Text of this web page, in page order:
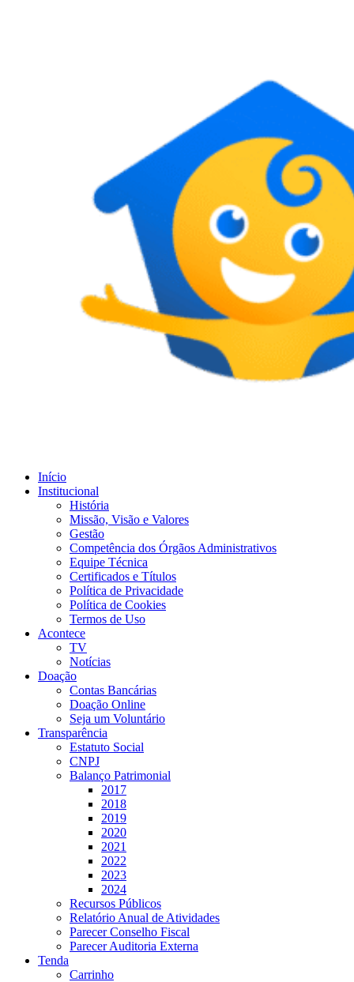
Início
Institucional
História
Missão, Visão e Valores
Gestão
Competência dos Órgãos Administrativos
Equipe Técnica
Certificados e Títulos
Política de Privacidade
Política de Cookies
Termos de Uso
Acontece
TV
Notícias
Doação
Contas Bancárias
Doação Online
Seja um Voluntário
Transparência
Estatuto Social
CNPJ
Balanço Patrimonial
2017
2018
2019
2020
2021
2022
2023
2024
Recursos Públicos
Relatório Anual de Atividades
Parecer Conselho Fiscal
Parecer Auditoria Externa
Tenda
Carrinho